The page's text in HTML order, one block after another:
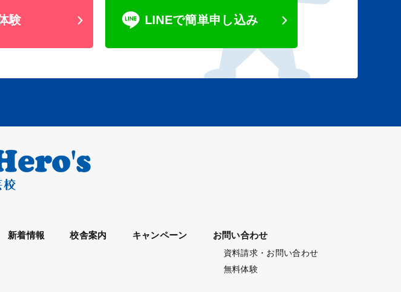
験 LINEで簡単申し込み
新着情報 校舎案内 キャンペーン お問い合わせ
資料請求・お問い合わせ
無料体験